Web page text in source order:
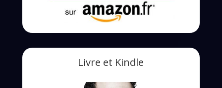
Livre et Kindle